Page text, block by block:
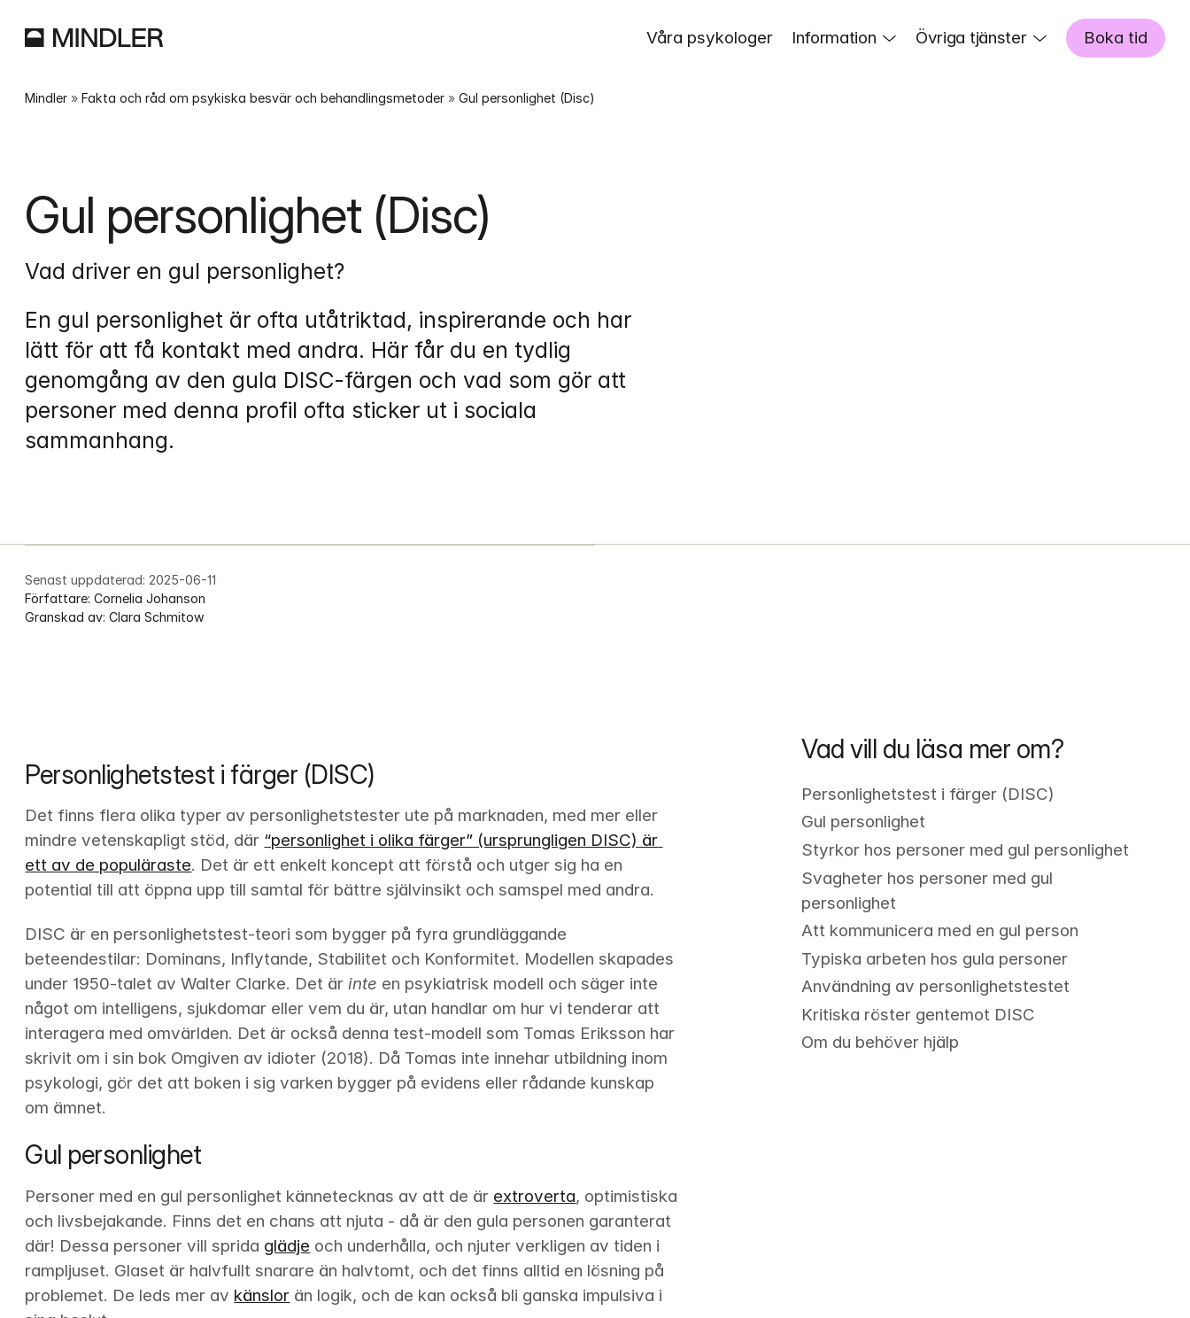
Våra psykologer Information Övriga tjänster Boka tid
Mindler » Fakta och råd om psykiska besvär och behandlingsmetoder » Gul personlighet (Disc)
Gul personlighet (Disc)
Vad driver en gul personlighet?
En gul personlighet är ofta utåtriktad, inspirerande och har
lätt för att få kontakt med andra. Här får du en tydlig
genomgång av den gula DISC-färgen och vad som gör att
personer med denna profil ofta sticker ut i sociala
sammanhang.
Senast uppdaterad: 2025-06-11
Författare: Cornelia Johanson
Granskad av: Clara Schmitow
Personlighetstest i färger (DISC)
Det finns flera olika typer av personlighetstester ute på marknaden, med mer eller
mindre vetenskapligt stöd, där “personlighet i olika färger” (ursprungligen DISC) är
ett av de populäraste. Det är ett enkelt koncept att förstå och utger sig ha en
potential till att öppna upp till samtal för bättre självinsikt och samspel med andra.
DISC är en personlighetstest-teori som bygger på fyra grundläggande
beteendestilar: Dominans, Inflytande, Stabilitet och Konformitet. Modellen skapades
under 1950-talet av Walter Clarke. Det är inte en psykiatrisk modell och säger inte
något om intelligens, sjukdomar eller vem du är, utan handlar om hur vi tenderar att
interagera med omvärlden. Det är också denna test-modell som Tomas Eriksson har
skrivit om i sin bok Omgiven av idioter (2018). Då Tomas inte innehar utbildning inom
psykologi, gör det att boken i sig varken bygger på evidens eller rådande kunskap
om ämnet.
Gul personlighet
Personer med en gul personlighet kännetecknas av att de är extroverta, optimistiska
och livsbejakande. Finns det en chans att njuta - då är den gula personen garanterat
där! Dessa personer vill sprida glädje och underhålla, och njuter verkligen av tiden i
rampljuset. Glaset är halvfullt snarare än halvtomt, och det finns alltid en lösning på
problemet. De leds mer av känslor än logik, och de kan också bli ganska impulsiva i
Vad vill du läsa mer om?
Personlighetstest i färger (DISC)
Gul personlighet
Styrkor hos personer med gul personlighet
Svagheter hos personer med gul
personlighet
Att kommunicera med en gul person
Typiska arbeten hos gula personer
Användning av personlighetstestet
Kritiska röster gentemot DISC
Om du behöver hjälp